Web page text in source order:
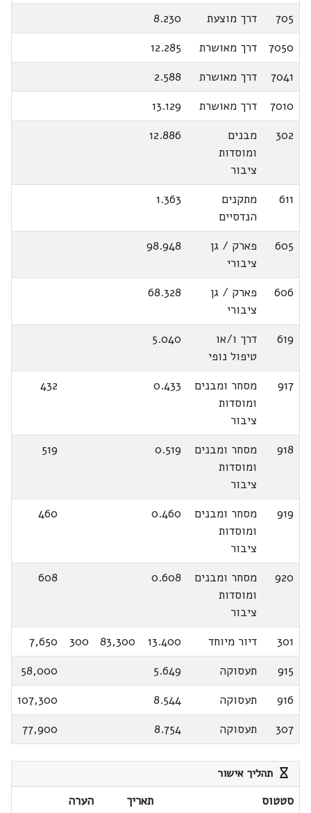
705 דרך מוצעת
8.230
7050
דרך מאושרת
12.285
7041
דרך מאושרת
2.588
7010
דרך מאושרת
13.129
302
מבנים
ומוסדות
ציבור
12.886
611
מתקנים
הנדסיים
1.363
605
פארק / גן
ציבורי
98.948
606
פארק / גן
ציבורי
68.328
619
דרך ו/או
טיפול נופי
5.040
917
מסחר ומבנים
ומוסדות
ציבור
0.433
432
918
מסחר ומבנים
ומוסדות
ציבור
0.519
519
919
מסחר ומבנים
ומוסדות
ציבור
0.460
460
920
מסחר ומבנים
ומוסדות
ציבור
0.608
608
301 דיור מיוחד 13.400
83,300
300
7,650
915
תעסוקה 5.649
58,000
916
תעסוקה 8.544
107,300
307
תעסוקה 8.754
77,900
תהליך אישור
סטטוס תאריך
הערה